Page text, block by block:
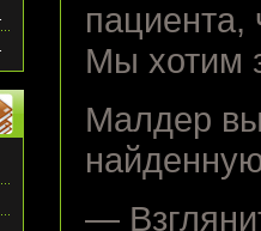
Мы хотим
Малдер
—